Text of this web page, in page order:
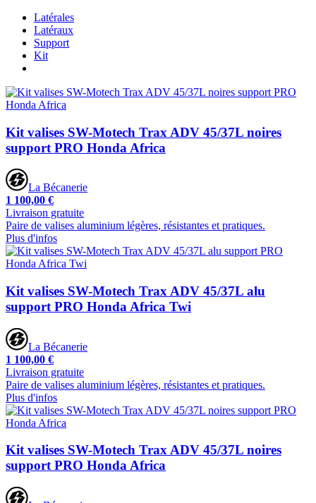
Latérales
Latéraux
Support
Kit
Kit valises SW-Motech Trax ADV 45/37L noires
support PRO Honda Africa
La Bécanerie
1 100,00 €
Livraison gratuite
Paire de valises aluminium légères, résistantes et pratiques.
Plus d'infos
Kit valises SW-Motech Trax ADV 45/37L alu
support PRO Honda Africa Twi
La Bécanerie
1 100,00 €
Livraison gratuite
Paire de valises aluminium légères, résistantes et pratiques.
Plus d'infos
Kit valises SW-Motech Trax ADV 45/37L noires
support PRO Honda Africa